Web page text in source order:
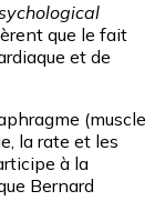
que le fait
et de
(muscle
la rate et les
à la
Bernard